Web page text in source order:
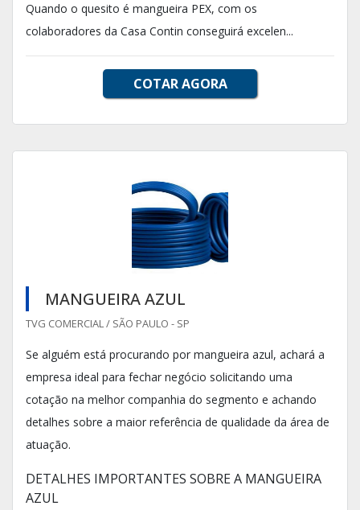
Quando o quesito é mangueira PEX, com os
colaboradores da Casa Contin conseguirá excelen...
COTAR AGORA
MANGUEIRA AZUL
TVG COMERCIAL / SÃO PAULO - SP
Se alguém está procurando por mangueira azul, achará a
empresa ideal para fechar negócio solicitando uma
cotação na melhor companhia do segmento e achando
detalhes sobre a maior referência de qualidade da área de
atuação.
DETALHES IMPORTANTES SOBRE A MANGUEIRA
AZUL